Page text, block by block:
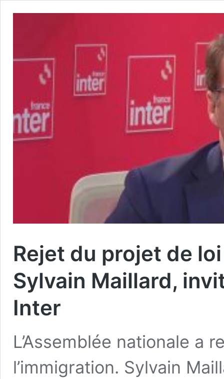
Rejet du projet de
Sylvain Maillard,
Inter
L’Assemblée nationale a
l’immigration. Sylvain